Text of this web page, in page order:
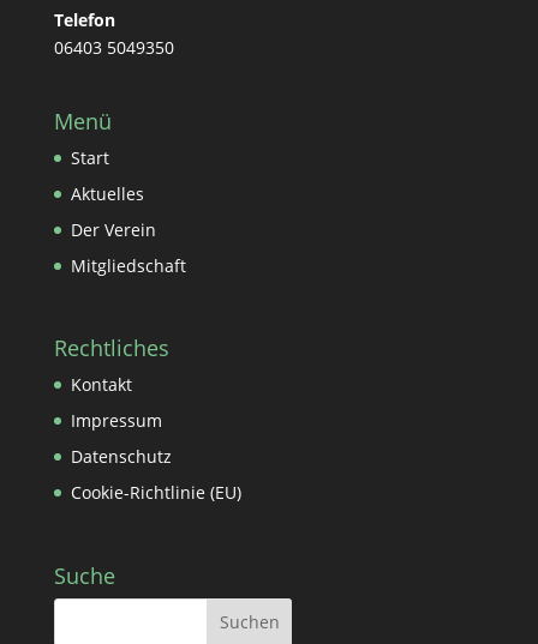
Telefon
06403 5049350
Menü
Start
Aktuelles
Der Verein
Mitgliedschaft
Rechtliches
Kontakt
Impressum
Datenschutz
Cookie-Richtlinie (EU)
Suche